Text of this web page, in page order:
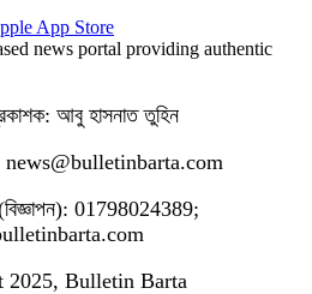
news portal providing authentic
আবু হাসনাত তুহিন
news@bulletinbarta.com
01798024389;
Bulletin Barta